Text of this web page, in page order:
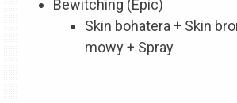
Bewitching (Epic)
Skin bohatera + Skin
mowy + Spray